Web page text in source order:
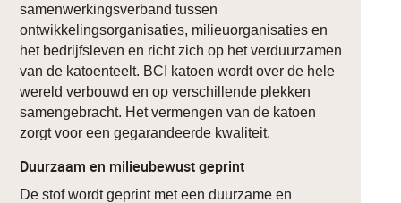
samenwerkingsverband tussen
ontwikkelingsorganisaties, milieuorganisaties en
het bedrijfsleven en richt zich op het verduurzamen
van de katoenteelt. BCI katoen wordt over de hele
wereld verbouwd en op verschillende plekken
samengebracht. Het vermengen van de katoen
zorgt voor een gegarandeerde kwaliteit.
Duurzaam en milieubewust geprint
De stof wordt geprint met een duurzame en